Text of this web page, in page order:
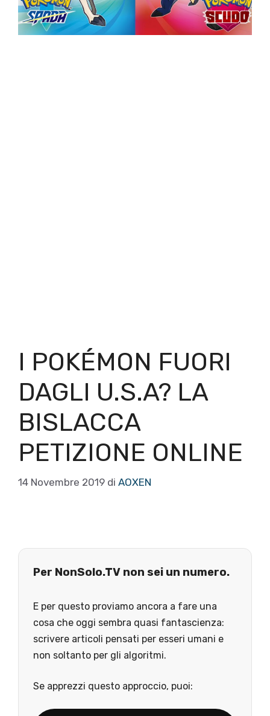
I POKÉMON FUORI
DAGLI U.S.A? LA
BISLACCA
PETIZIONE ONLINE
14 Novembre 2019 di AOXEN
Per NonSolo.TV non sei un numero.
E per questo proviamo ancora a fare una
cosa che oggi sembra quasi fantascienza:
scrivere articoli pensati per esseri umani e
non soltanto per gli algoritmi.
Se apprezzi questo approccio, puoi: